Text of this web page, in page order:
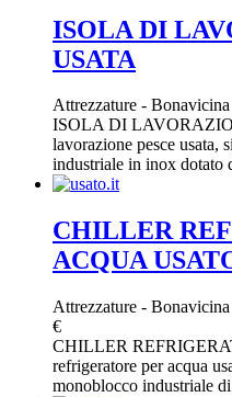
ISOLA DI
USATA
Attrezzature -
ISOLA DI
lavorazione pesce usata,
industriale in inox dotato
CHILLER
ACQUA
Attrezzature -
€
CHILLER
refrigeratore per acqua
monoblocco industriale